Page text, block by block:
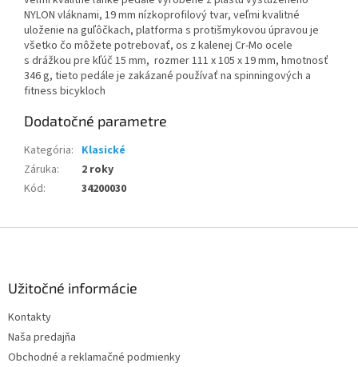
NYLON vláknami, 19 mm nízkoprofilový tvar, veľmi kvalitné
uloženie na guľôčkach, platforma s protišmykovou úpravou je
všetko čo môžete potrebovať, os z kalenej Cr-Mo ocele
s drážkou pre kľúč 15 mm, rozmer 111 x 105 x 19 mm, hmotnosť
346 g, tieto pedále je zakázané používať na spinningových a
fitness bicykloch
Dodatočné parametre
Kategória: Klasické
Záruka:
2 roky
Kód: 34200030
Užitočné informácie
Kontakty
Naša predajňa
Obchodné a reklamačné podmienky